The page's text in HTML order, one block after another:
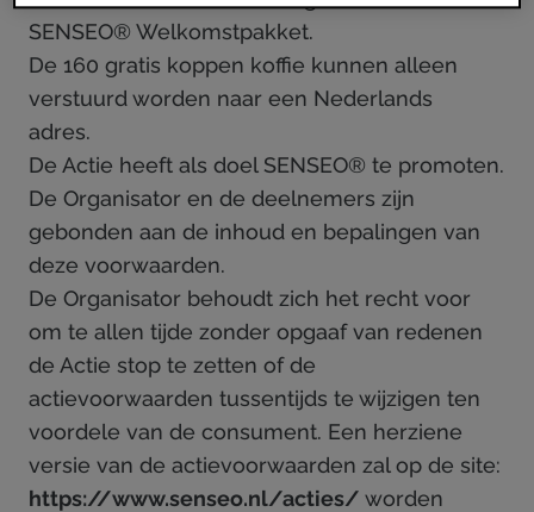
SENSEO® Welkomstpakket.
De 160 gratis koppen koffie kunnen alleen
verstuurd worden naar een Nederlands
adres.
De Actie heeft als doel SENSEO® te promoten.
De Organisator en de deelnemers zijn
gebonden aan de inhoud en bepalingen van
deze voorwaarden.
De Organisator behoudt zich het recht voor
om te allen tijde zonder opgaaf van redenen
de Actie stop te zetten of de
actievoorwaarden tussentijds te wijzigen ten
voordele van de consument. Een herziene
versie van de actievoorwaarden zal op de site:
https://www.senseo.nl/acties/ worden